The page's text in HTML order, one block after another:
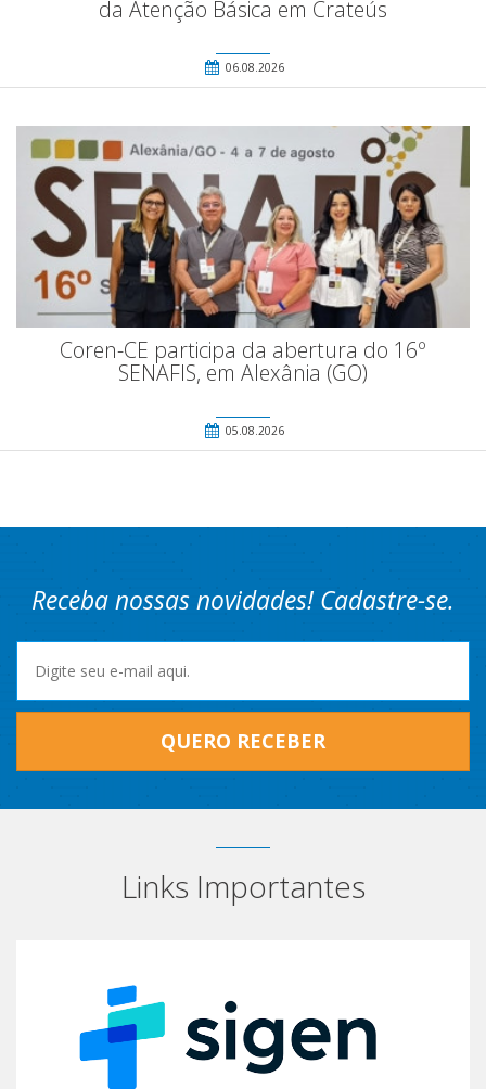
da Atenção Básica em Crateús
06.08.2026
Coren-CE participa da abertura do 16º
SENAFIS, em Alexânia (GO)
05.08.2026
Receba nossas novidades! Cadastre-se.
QUERO RECEBER
Links Importantes